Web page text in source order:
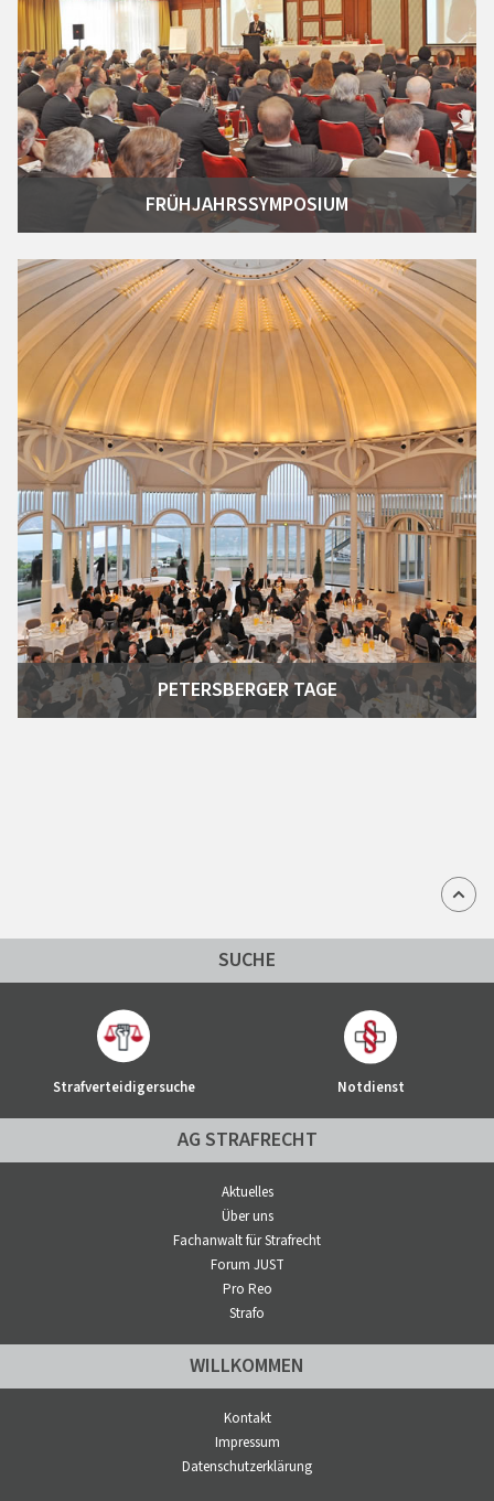
FRÜHJAHRSSYMPOSIUM
PETERSBERGER TAGE
SUCHE
Strafverteidigersuche Notdienst
AG STRAFRECHT
Aktuelles
Über uns
Fachanwalt für Strafrecht
Forum JUST
Pro Reo
Strafo
WILLKOMMEN
Kontakt
Impressum
Datenschutzerklärung